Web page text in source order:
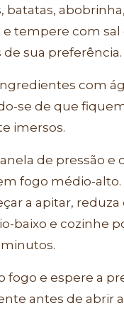
batatas,
tempere com sal
sua preferência.
com
se de que
imersos.
de pressão e
fogo médio-alto.
a apitar, reduza
baixo e cozinhe
minutos.
fogo e espere a
antes de abrir